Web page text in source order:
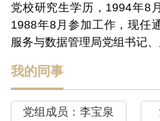
党校研究生学历，1994年8
1988年8月参加工作，现任
服务与数据管理局党组书记、
我的同事
党组成员：李宝泉